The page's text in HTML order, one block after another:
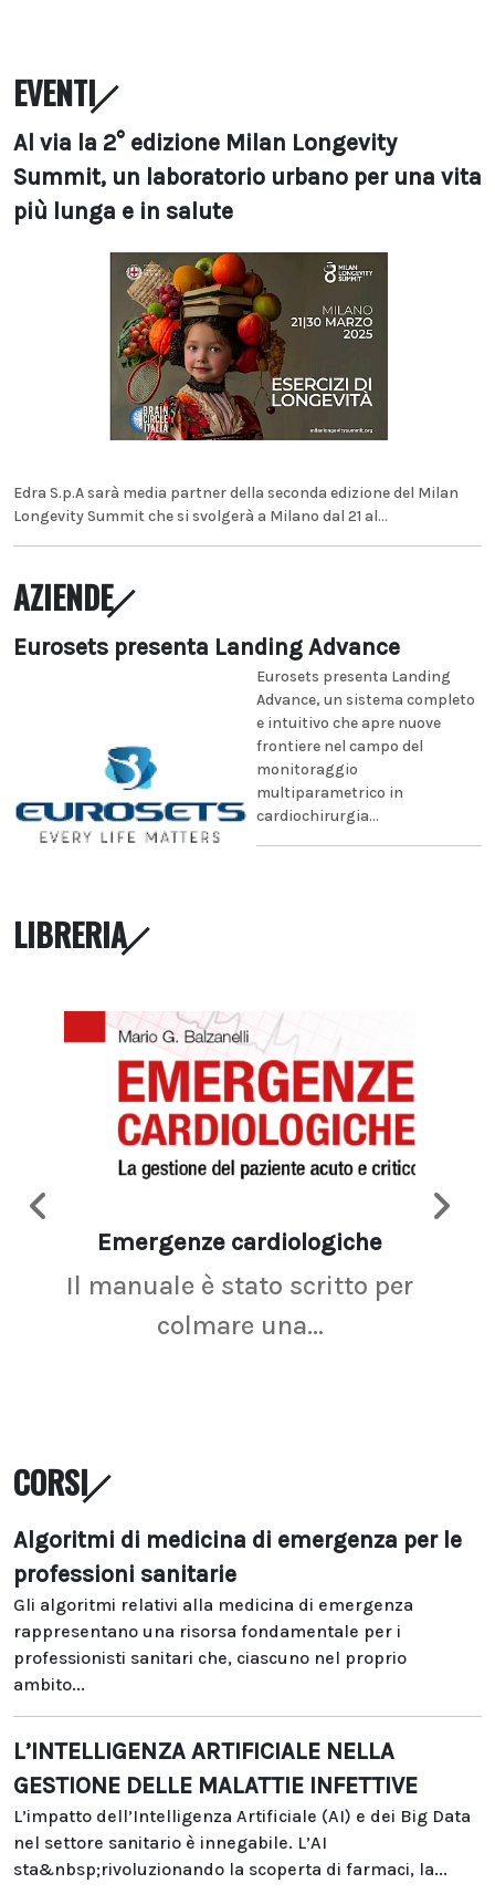
EVENTI
Al via la 2° edizione Milan Longevity
Summit, un laboratorio urbano per una vita
più lunga e in salute
Edra S.p.A sarà media partner della seconda edizione del Milan
Longevity Summit che si svolgerà a Milano dal 21 al...
AZIENDE
Eurosets presenta Landing Advance
Eurosets presenta Landing
Advance, un sistema completo
e intuitivo che apre nuove
frontiere nel campo del
monitoraggio
multiparametrico in
cardiochirurgia...
LIBRERIA
Emergenze cardiologiche
Il manuale è stato scritto per
colmare una...
CORSI
Algoritmi di medicina di emergenza per le
professioni sanitarie
Gli algoritmi relativi alla medicina di emergenza
rappresentano una risorsa fondamentale per i
professionisti sanitari che, ciascuno nel proprio
ambito...
L’INTELLIGENZA ARTIFICIALE NELLA
GESTIONE DELLE MALATTIE INFETTIVE
L’impatto dell’Intelligenza Artificiale (AI) e dei Big Data
nel settore sanitario è innegabile. L’AI
sta&nbsp;rivoluzionando la scoperta di farmaci, la...